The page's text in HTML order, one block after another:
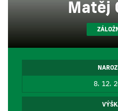
Matěj
8. 12.